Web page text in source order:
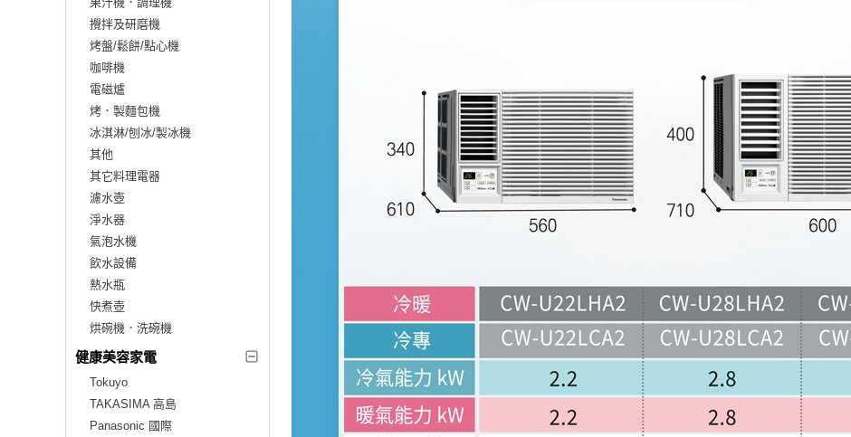
攪拌及研磨機
烤盤/鬆餅/點心機
咖啡機
電磁爐
烤．製麵包機
冰淇淋/刨冰/製冰機
其他
其它料理電器
濾水壺
淨水器
氣泡水機
飲水設備
熱水瓶
快煮壺
烘碗機．洗碗機
健康美容家電
Tokuyo
TAKASIMA 高島
Panasonic 國際